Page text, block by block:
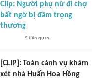
Clip: Người phụ nữ đi chợ
bất ngờ bị đâm trọng
thương
5 liên quan
[CLIP]: Toàn cảnh vụ khám
xét nhà Huấn Hoa Hồng